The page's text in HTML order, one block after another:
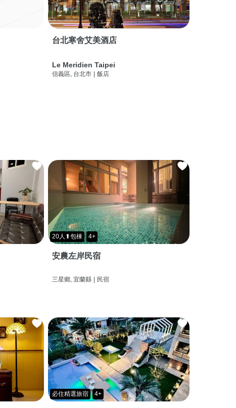
台北寒舍艾美酒店
Le Meridien Taipei
信義區, 台北市 | 飯店
20人⬆包棟 4+
安農左岸民宿
三星鄉, 宜蘭縣 | 民宿
必住精選旅宿 4+